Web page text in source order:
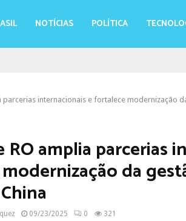
NOTÍCIAS POLÍTICA
parcerias internacionais e fortalece modernização
RO amplia parcerias
da
09/23/2025 0 321